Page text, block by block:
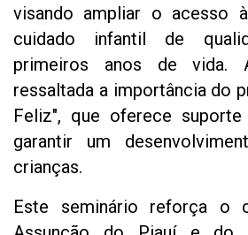
visando ampliar o acesso
cuidado infantil de
primeiros anos de vida.
ressaltada a importância do
Feliz", que oferece
garantir um
crianças.
Este seminário reforça o